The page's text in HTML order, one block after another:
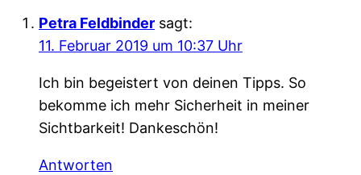
Petra Feldbinder sagt:
11. Februar 2019 um 10:37 Uhr
Ich bin begeistert von deinen Tipps. So
bekomme ich mehr Sicherheit in meiner
Sichtbarkeit! Dankeschön!
Antworten